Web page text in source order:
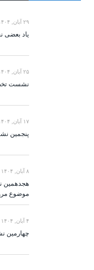
۲۹ آبان, ۱۴۰۴
یاد بعضی
۲۵ آبان, ۱۴۰۴
نشست
۱۷ آبان, ۱۴۰۴
پنجمین
۸ آبان, ۱۴۰۴
هجدهمین
موضوع
۴ آبان, ۱۴۰۴
چهارمین